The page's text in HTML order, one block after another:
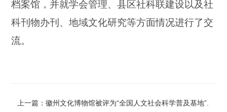
档案馆，并就学会管理、县区社科联建设以及社
科刊物办刊、地域文化研究等方面情况进行了交
流。
上一篇：徽州文化博物馆被评为“全国人文社会科学普及基地”.